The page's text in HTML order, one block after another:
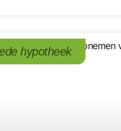
hypotheek